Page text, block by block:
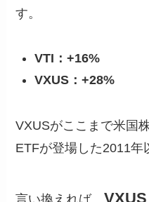
す。
VTI：+16%
VXUS：+28%
VXUSがここまで米国
ETFが登場した2011年
言い換えれば、